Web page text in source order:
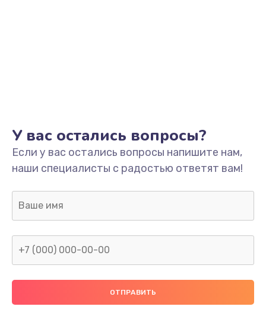
Замена/Pемонт карбюратора
1300 руб.
Заказать
Ремонт капиллярной трубки
400 руб.
У вас остались вопросы?
Если у вас остались вопросы напишите нам,
наши специалисты с радостью ответят вам!